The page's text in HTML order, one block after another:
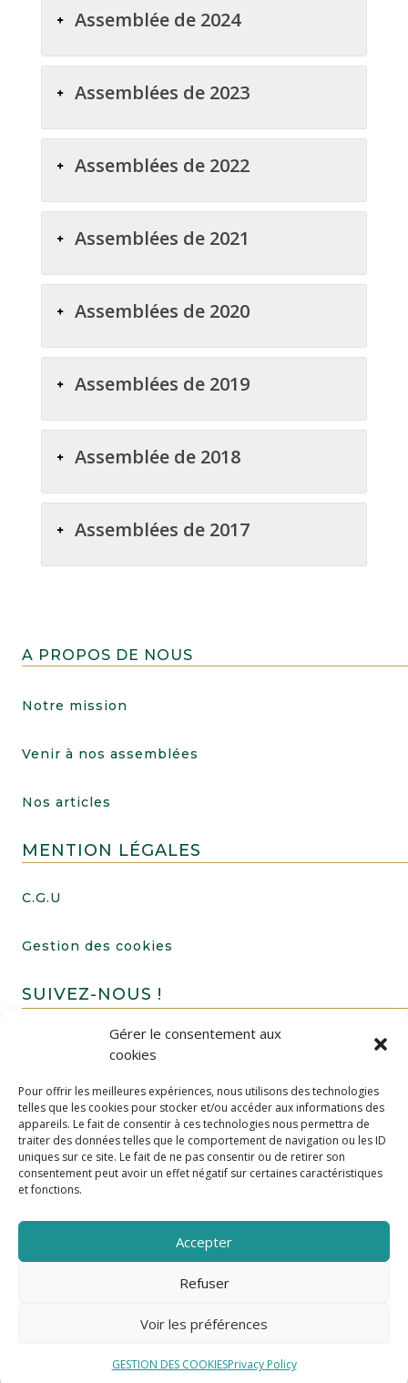
Gérer le consentement aux
cookies
Pour offrir les meilleures expériences, nous utilisons des technologies
telles que les cookies pour stocker et/ou accéder aux informations des
appareils. Le fait de consentir à ces technologies nous permettra de
traiter des données telles que le comportement de navigation ou les ID
uniques sur ce site. Le fait de ne pas consentir ou de retirer son
consentement peut avoir un effet négatif sur certaines caractéristiques
et fonctions.
Accepter
Refuser
Voir les préférences
GESTION DES COOKIESPrivacy Policy
Assemblée de 2024
Assemblées de 2023
Assemblées de 2022
Assemblées de 2021
Assemblées de 2020
Assemblées de 2019
Assemblée de 2018
Assemblées de 2017
A PROPOS DE NOUS
Notre mission
Venir à nos assemblées
Nos articles
MENTION LÉGALES
C.G.U
Gestion des cookies
SUIVEZ-NOUS !
FAIRE UN DON